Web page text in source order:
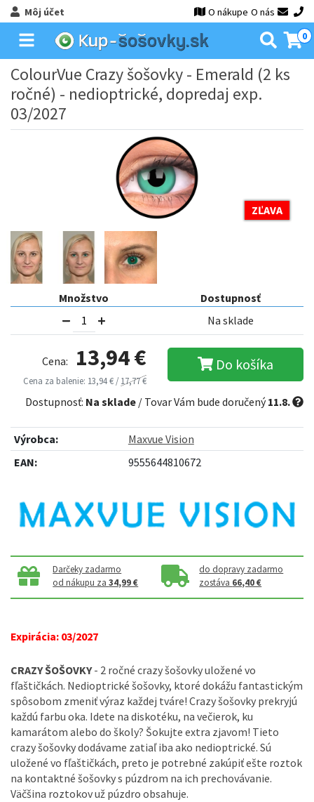
Môj účet O nákupe O nás
0
ColourVue Crazy šošovky - Emerald (2 ks
ročné) - nedioptrické, dopredaj exp.
03/2027
ZĽAVA
Množstvo
Dostupnosť
Na sklade
Cena: 13,94 €
Cena za balenie: 13,94 € /17,77 €
Do košíka
Dostupnosť: Na sklade / Tovar Vám bude doručený11.8.
Výrobca:
Maxvue Vision
EAN:
9555644810672
Darčeky zadarmo
od nákupu za34,99 €
do dopravy zadarmo
zostáva 66,40 €
Expirácia: 03/2027
CRAZY ŠOŠOVKY- 2 ročné crazy šošovky uložené vo
fľaštičkách. Nedioptrické šošovky, ktoré dokážu fantastickým
spôsobom zmeniť výraz každej tváre! Crazy šošovky prekryjú
každú farbu oka. Idete na diskotéku, na večierok, ku
kamarátom alebo do školy? Šokujte extra zjavom! Tieto
crazy šošovky dodávame zatiaľ iba ako nedioptrické. Sú
uložené vo fľaštičkách, preto je potrebné zakúpiť ešte roztok
na kontaktné šošovky s púzdrom na ich prechovávanie.
Väčšina roztokov už púzdro obsahuje.